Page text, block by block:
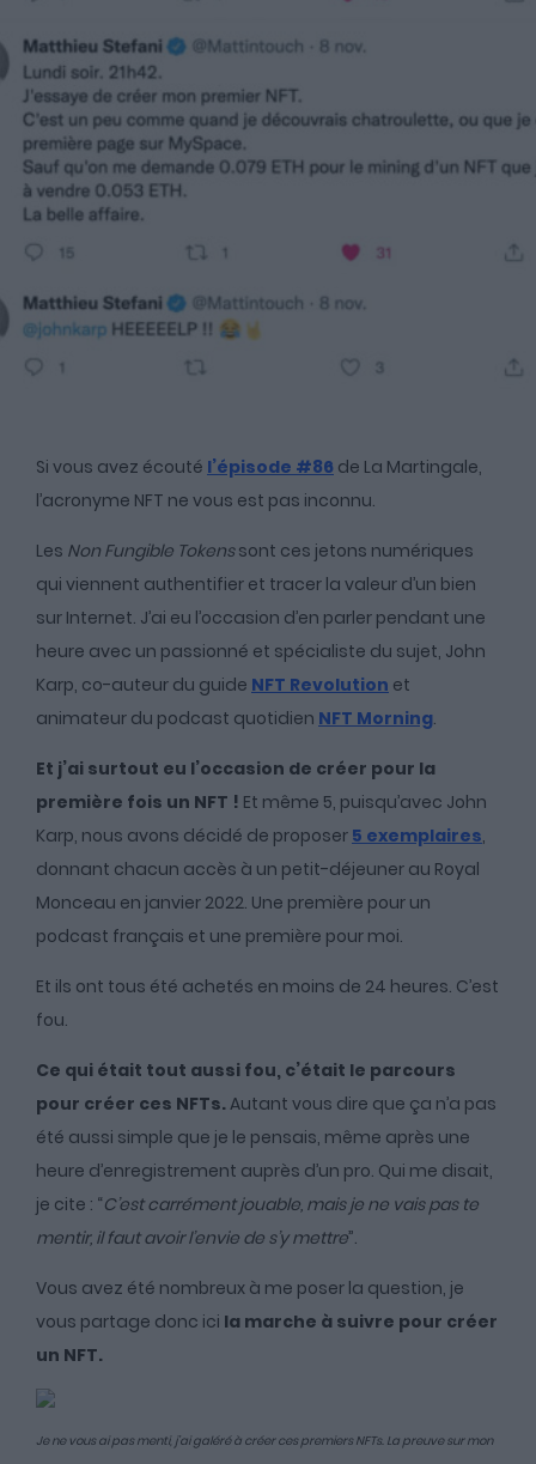
A propos
Fundora
Merci à notre partenaire !
Découvrez Fundora,
la plateforme qui démocratise l’investissement en private
equity et en dette privée.
Si vous avez écouté l’épisode #86 de La Martingale,
l’acronyme NFT ne vous est pas inconnu.
Les Non Fungible Tokenssont ces jetons numériques
qui viennent authentifier et tracer la valeur d’un bien
sur Internet. J’ai eu l’occasion d’en parler pendant une
heure avec un passionné et spécialiste du sujet, John
Karp, co-auteur du guide NFT Revolution et
animateur du podcast quotidien NFT Morning.
Et j’ai surtout eu l’occasion de créer pour la
première fois un NFT ! Et même 5, puisqu’avec John
Karp, nous avons décidé de proposer 5 exemplaires,
donnant chacun accès à un petit-déjeuner au Royal
Monceau en janvier 2022. Une première pour un
podcast français et une première pour moi.
Et ils ont tous été achetés en moins de 24 heures. C’est
fou.
Ce qui était tout aussi fou, c’était le parcours
pour créer ces NFTs.Autant vous dire que ça n’a pas
été aussi simple que je le pensais, même après une
heure d’enregistrement auprès d’un pro. Qui me disait,
je cite : “C’est carrément jouable, mais je ne vais pas te
mentir, il faut avoir l’envie de s’y mettre”.
Vous avez été nombreux à me poser la question, je
vous partage donc ici la marche à suivre pour créer
un NFT.
Je ne vous ai pas menti, j’ai galéré à créer ces premiers NFTs. La preuve sur mon